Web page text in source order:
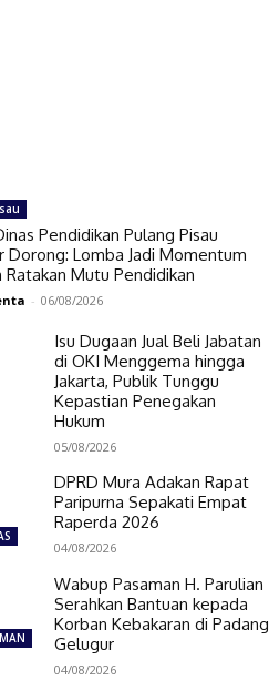
Pendidikan Pulang Pisau
Dorong: Lomba Jadi Momentum
Ratakan Mutu Pendidikan
- 06/08/2026
Isu Dugaan Jual Beli Jabatan
di OKI Menggema hingga
Jakarta, Publik Tunggu
Kepastian Penegakan
Hukum
05/08/2026
DPRD Mura Adakan Rapat
Paripurna Sepakati Empat
Raperda 2026
04/08/2026
Wabup Pasaman H. Parulian
Serahkan Bantuan kepada
Korban Kebakaran di Padang
Gelugur
04/08/2026